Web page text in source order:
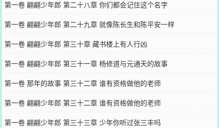
第一卷 翩翩少年郎 第二十八章 你们都会记住这个名字
第一卷 翩翩少年郎 第二十九章 就像陈长生和陈平安一样
第一卷 翩翩少年郎 第三十章 藏书楼上有人行凶
第一卷 翩翩少年郎 第三十一章 杨修道与元通天的故事
第一卷 那年的故事 第三十二章 谁有资格做他的老师
第一卷 翩翩少年郎 第三十二章 谁有资格做他的老师
第一卷 翩翩少年郎 第三十三章 少年你听过张三丰吗